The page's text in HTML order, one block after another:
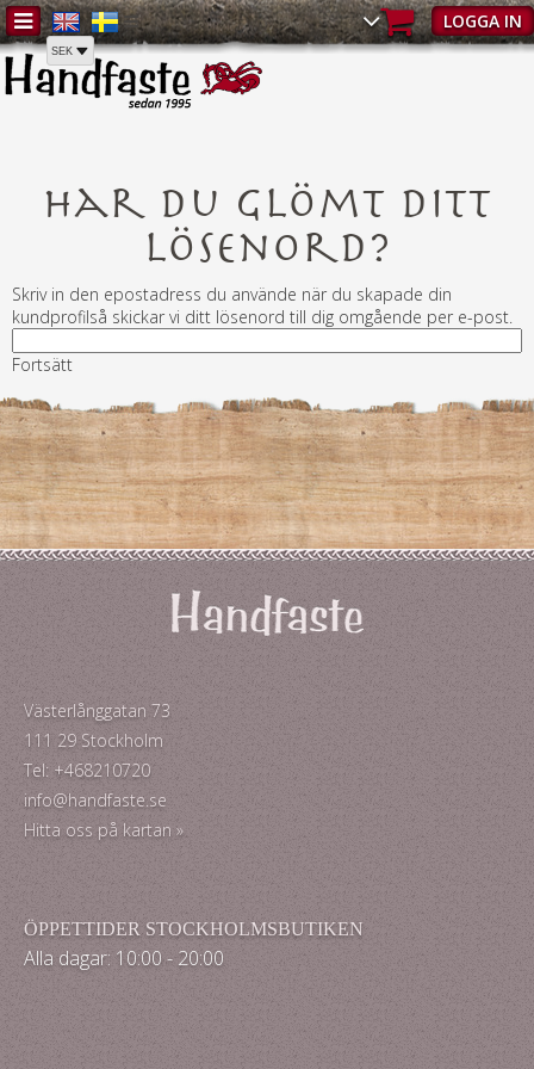
LOGGA IN
Hem/
Har du glömt ditt
lösenord?
Skriv in den epostadress du använde när du skapade din
kundprofilså skickar vi ditt lösenord till dig omgående per e-post.
Fortsätt
Västerlånggatan 73
111 29 Stockholm
Tel: +468210720
info@handfaste.se
Hitta oss på kartan »
ÖPPETTIDER STOCKHOLMSBUTIKEN
Alla dagar: 10:00 - 20:00